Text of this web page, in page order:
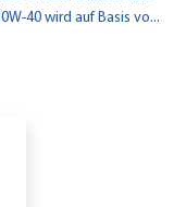
40 wird auf Basis vo...